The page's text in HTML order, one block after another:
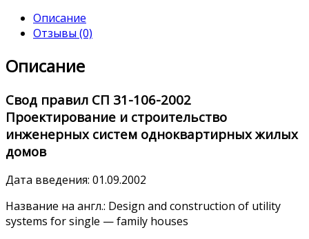
106-
2002
Описание
Отзывы (0)
Описание
Свод правил СП 31-106-2002
Проектирование и строительство
инженерных систем одноквартирных жилых
домов
Дата введения: 01.09.2002
Название на англ.: Design and construction of utility
systems for single — family houses